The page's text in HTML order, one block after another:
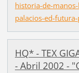
historia-de-
palacios-ed-
HQ* - TEX
- Abril 2002 -